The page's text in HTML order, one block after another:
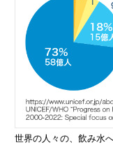
世界の人々の、飲み水